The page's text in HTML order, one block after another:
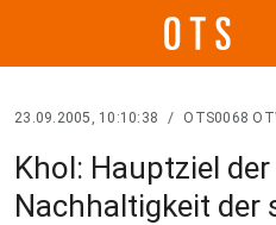
23.09.2005, 10:10:38 / OTS0068
Khol: Hauptziel der
Nachhaltigkeit der